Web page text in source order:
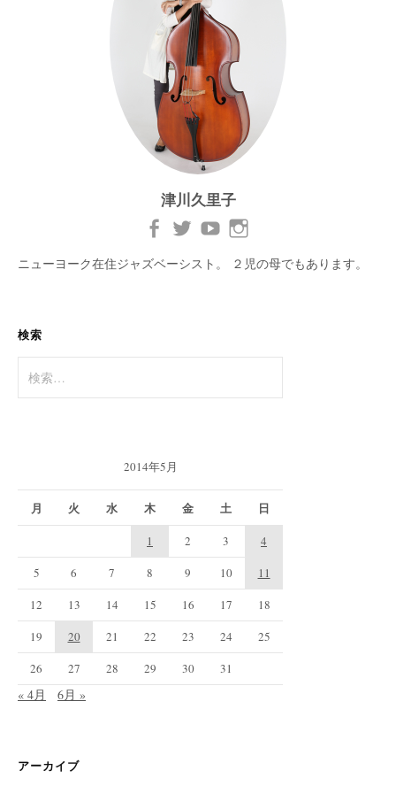
津川久里子
ニューヨーク在住ジャズベーシスト。 ２児の母でもあります。
検索
索:
2014年5月
月 火 水 木 金 土 日
1 2 3
4
5
6 7 8 9 10
11
12
13 14 15 16 17
18
19
20 21 22 23 24
25
26
27 28 29 30 31
« 4月 6月 »
アーカイブ